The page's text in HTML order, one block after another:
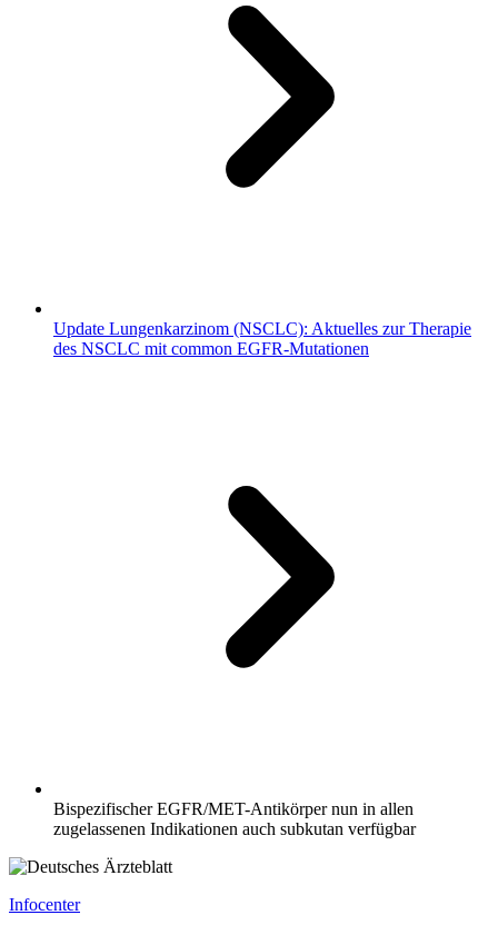
Update Lungenkarzinom (NSCLC): Aktuelles zur Therapie
des NSCLC mit common EGFR-Mutationen
Bispezifischer EGFR/MET-Antikörper nun in allen
zugelassenen Indikationen auch subkutan verfügbar
Infocenter